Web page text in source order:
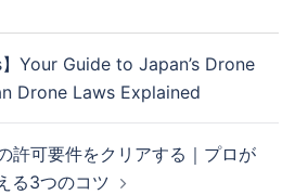
】Your Guide to Japan’s Drone
Drone Laws Explained
許可要件をクリアする｜プロが
る3つのコツ